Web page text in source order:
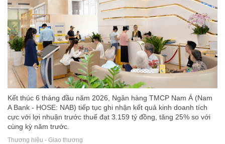
Kết thúc 6 tháng đầu năm 2026, Ngân hàng TMCP Nam Á (Nam
A Bank - HOSE: NAB) tiếp tục ghi nhận kết quả kinh doanh tích
cực với lợi nhuận trước thuế đạt 3.159 tỷ đồng, tăng 25% so với
cùng kỳ năm trước.
Thương hiệu - Giao thương